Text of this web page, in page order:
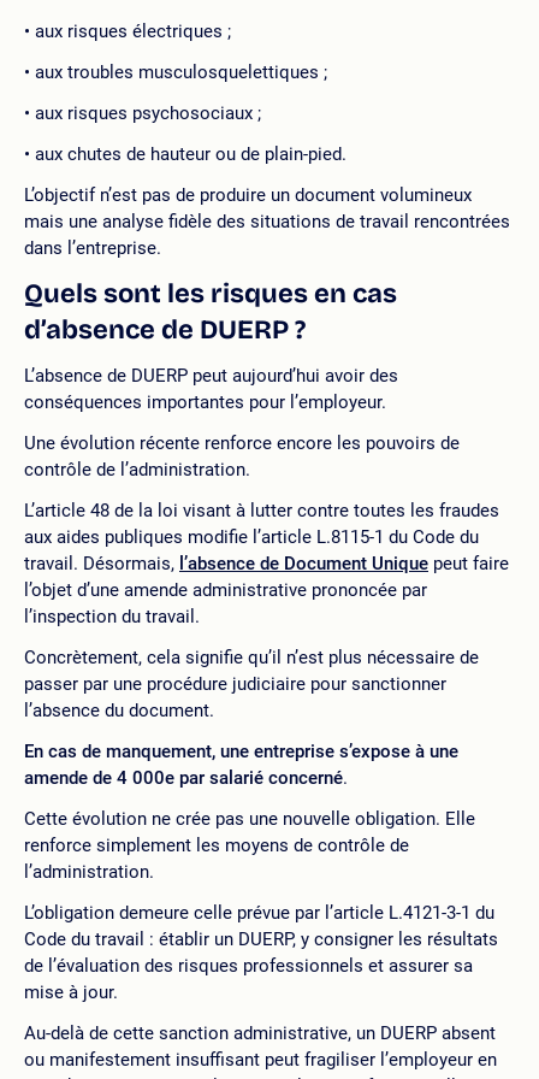
aux risques électriques ;
aux troubles musculosquelettiques ;
aux risques psychosociaux ;
aux chutes de hauteur ou de plain-pied.
L’objectif n’est pas de produire un document volumineux
mais une analyse fidèle des situations de travail rencontrées
dans l’entreprise.
Quels sont les risques en cas
d’absence de DUERP ?
L’absence de DUERP peut aujourd’hui avoir des
conséquences importantes pour l’employeur.
Une évolution récente renforce encore les pouvoirs de
contrôle de l’administration.
L’article 48 de la loi visant à lutter contre toutes les fraudes
aux aides publiques modifie l’article L.8115-1 du Code du
travail. Désormais, l’absence de Document Unique peut faire
l’objet d’une amende administrative prononcée par
l’inspection du travail.
Concrètement, cela signifie qu’il n’est plus nécessaire de
passer par une procédure judiciaire pour sanctionner
l’absence du document.
En cas de manquement, une entreprise s’expose à une
amende de 4 000e par salarié concerné.
Cette évolution ne crée pas une nouvelle obligation. Elle
renforce simplement les moyens de contrôle de
l’administration.
L’obligation demeure celle prévue par l’article L.4121-3-1 du
Code du travail : établir un DUERP, y consigner les résultats
de l’évaluation des risques professionnels et assurer sa
mise à jour.
Au-delà de cette sanction administrative, un DUERP absent
ou manifestement insuffisant peut fragiliser l’employeur en